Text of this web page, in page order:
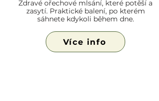
Zdravé ořechové mlsání, které potěší a
zasytí. Praktické balení, po kterém
sáhnete kdykoli během dne.
Více info